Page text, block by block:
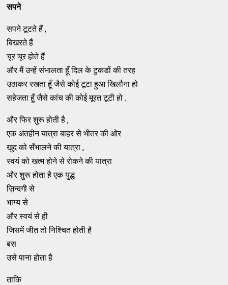
सपने
सपने टूटते हैं ,
बिखरते हैं
चूर चूर होते हैं
और मैं उन्हें संभालता हूँ दिल के टुकडों की तरह
उठाकर रखता हूँ जैसे कोई टूटा हुआ खिलौना हो
सहेजता हूँ जैसे कांच की कोई मूरत टूटी हो .
और फिर शुरू होती है ,
एक अंतहीन यात्रा बाहर से भीतर की ओर
खुद को सँभालने की यात्रा ,
स्वयं को खत्म होने से रोकने की यात्रा
और शुरू होता है एक युद्ध
ज़िन्दगी से
भाग्य से
और स्वयं से ही
जिसमें जीत तो निश्चित होती है
बस
उसे पाना होता है
ताकि